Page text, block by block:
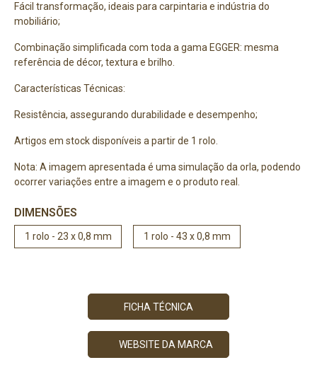
Fácil transformação, ideais para carpintaria e indústria do
mobiliário;
Combinação simplificada com toda a gama EGGER: mesma
referência de décor, textura e brilho.
Características Técnicas:
Resistência, assegurando durabilidade e desempenho;
Artigos em stock disponíveis a partir de 1 rolo.
Nota: A imagem apresentada é uma simulação da orla, podendo
ocorrer variações entre a imagem e o produto real.
DIMENSÕES
1 rolo - 23 x 0,8 mm 1 rolo - 43 x 0,8 mm
FICHA TÉCNICA
WEBSITE DA MARCA